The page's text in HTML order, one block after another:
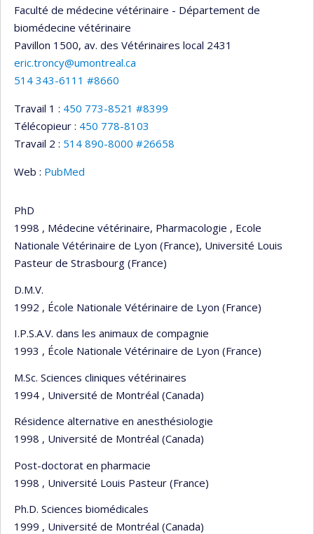
Faculté de médecine vétérinaire - Département de
biomédecine vétérinaire
Pavillon 1500, av. des Vétérinaires local 2431
eric.troncy@umontreal.ca
514 343-6111 #8660
Travail 1 : 450 773-8521 #8399
Télécopieur : 450 778-8103
Travail 2 : 514 890-8000 #26658
Web : PubMed
PhD
1998 , Médecine vétérinaire, Pharmacologie , Ecole
Nationale Vétérinaire de Lyon (France), Université Louis
Pasteur de Strasbourg (France)
D.M.V.
1992 , École Nationale Vétérinaire de Lyon (France)
I.P.S.A.V. dans les animaux de compagnie
1993 , École Nationale Vétérinaire de Lyon (France)
M.Sc. Sciences cliniques vétérinaires
1994 , Université de Montréal (Canada)
Résidence alternative en anesthésiologie
1998 , Université de Montréal (Canada)
Post-doctorat en pharmacie
1998 , Université Louis Pasteur (France)
Ph.D. Sciences biomédicales
1999 , Université de Montréal (Canada)